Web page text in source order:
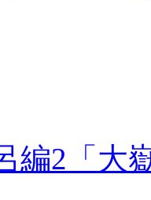
編2「大